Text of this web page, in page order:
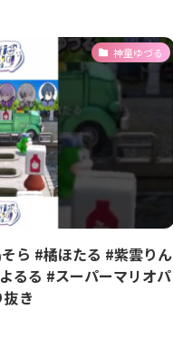
神童ゆづる
ら #橘ほたる #紫雲りん
るる #スーパーマリオパ
き